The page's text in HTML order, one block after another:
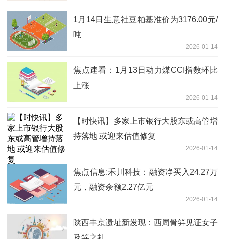
1月14日生意社豆粕基准价为3176.00元/
吨
2026-01-14
焦点速看：1月13日动力煤CCI指数环比
上涨
2026-01-14
【时快讯】多家上市银行大股东或高管增
持落地 或迎来估值修复
2026-01-14
焦点信息:禾川科技：融资净买入24.27万
元，融资余额2.27亿元
2026-01-14
陕西丰京遗址新发现：西周骨笄见证女子